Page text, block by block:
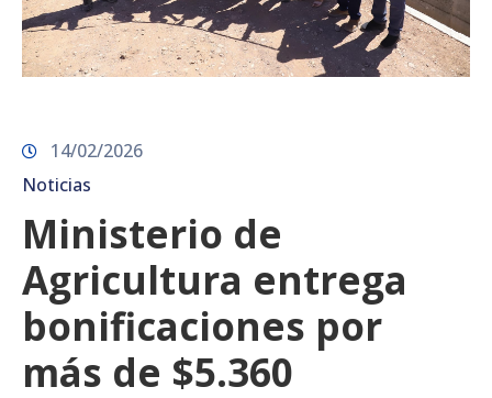
14/02/2026
Noticias
Ministerio de
Agricultura entrega
bonificaciones por
más de $5.360